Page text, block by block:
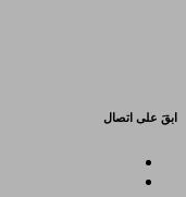
ابقَ على اتصال